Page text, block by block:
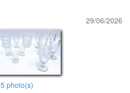
29/06/2026
5 photo(s)